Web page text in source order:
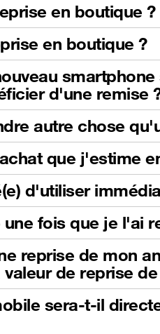
en boutique ?
en boutique ?
d'une remise
autre chose
que j'estime
d'utiliser
fois que je l'ai
reprise de mon
de reprise
sera-t-il